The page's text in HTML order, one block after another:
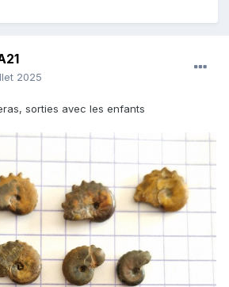
2025
sorties avec les enfants